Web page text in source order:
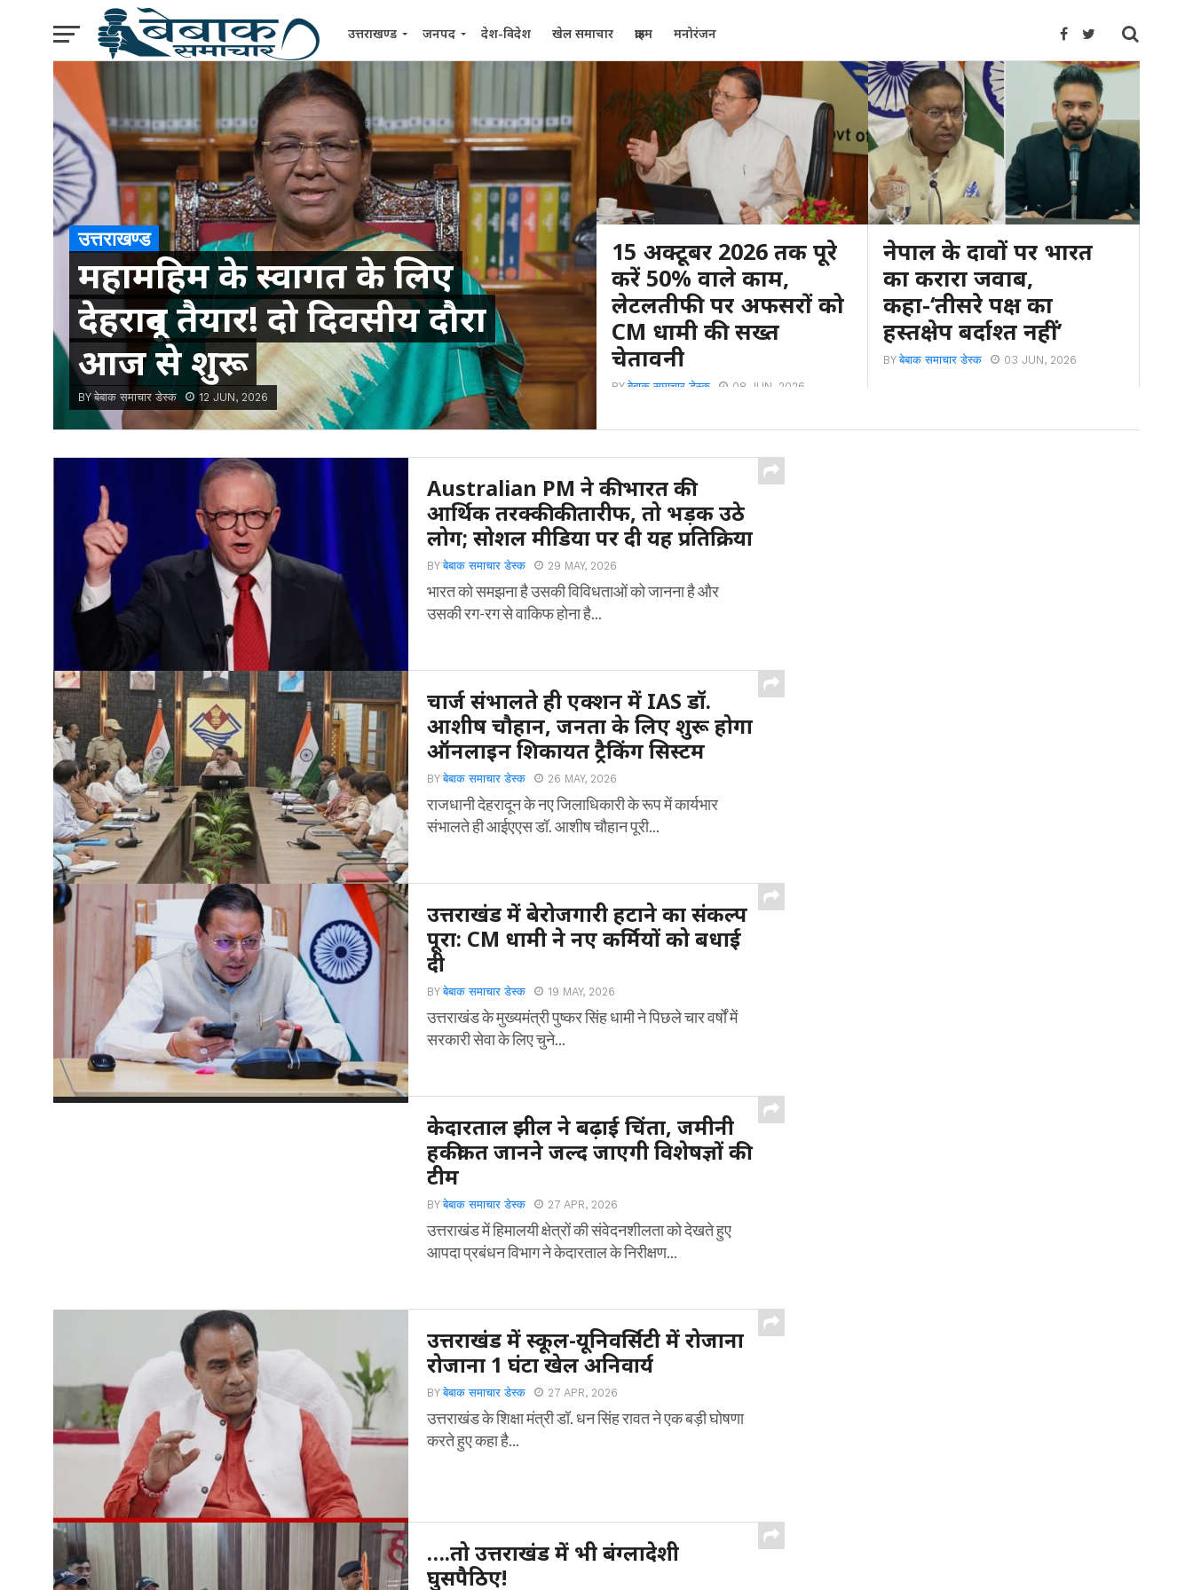
उत्तराखण्ड जनपद देश-विदेश खेल समाचार क्राइम मनोरंजन
उत्तराखण्ड
महामहिम के स्वागत के लिए
देहरादून तैयार! दो दिवसीय दौरा
आज से शुरू
BY बेबाक समाचार डेस्क 12 JUN, 2026
15 अक्टूबर 2026 तक पूरे
करें 50% वाले काम,
लेटलतीफी पर अफसरों को
CM धामी की सख्त
चेतावनी
BYबेबाक समाचार डेस्क 08 JUN, 2026
नेपाल के दावों पर भारत
का करारा जवाब,
कहा-‘तीसरे पक्ष का
हस्तक्षेप बर्दाश्त नहीं’
BYबेबाक समाचार डेस्क 03 JUN, 2026
Australian PM ने की भारत की
आर्थिक तरक्की की तारीफ, तो भड़क उठे
लोग; सोशल मीडिया पर दी यह प्रतिक्रिया
BYबेबाक समाचार डेस्क 29 MAY, 2026
भारत को समझना है उसकी विविधताओं को जानना है और
उसकी रग-रग से वाकिफ होना है...
चार्ज संभालते ही एक्शन में IAS डॉ.
आशीष चौहान, जनता के लिए शुरू होगा
ऑनलाइन शिकायत ट्रैकिंग सिस्टम
BYबेबाक समाचार डेस्क 26 MAY, 2026
राजधानी देहरादून के नए जिलाधिकारी के रूप में कार्यभार
संभालते ही आईएएस डॉ. आशीष चौहान पूरी...
उत्तराखंड में बेरोजगारी हटाने का संकल्प
पूरा: CM धामी ने नए कर्मियों को बधाई
दी
BYबेबाक समाचार डेस्क 19 MAY, 2026
उत्तराखंड के मुख्यमंत्री पुष्कर सिंह धामी ने पिछले चार वर्षों में
सरकारी सेवा के लिए चुने...
केदारताल झील ने बढ़ाई चिंता, जमीनी
हकीकत जानने जल्द जाएगी विशेषज्ञों की
टीम
BYबेबाक समाचार डेस्क 27 APR, 2026
उत्तराखंड में हिमालयी क्षेत्रों की संवेदनशीलता को देखते हुए
आपदा प्रबंधन विभाग ने केदारताल के निरीक्षण...
उत्तराखंड में स्कूल-यूनिवर्सिटी में रोजाना
रोजाना 1 घंटा खेल अनिवार्य
BYबेबाक समाचार डेस्क 27 APR, 2026
उत्तराखंड के शिक्षा मंत्री डॉ. धन सिंह रावत ने एक बड़ी घोषणा
करते हुए कहा है...
….तो उत्तराखंड में भी बंग्लादेशी
घुसपैठिए!